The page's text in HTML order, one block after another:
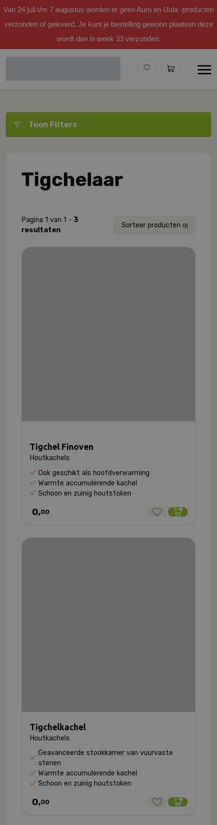
Van 24 juli t/m 7 augustus worden er geen Auro en Uula -producten
verzonden of geleverd. Je kunt je bestelling gewoon plaatsen deze
wordt dan in week 33 verzonden.
Toon Filters
Tigchelaar
Pagina 1 van 1 - 3
resultaten
Tigchel Finoven
Houtkachels
Ook geschikt als hoofdverwarming
Warmte accumulerende kachel
Schoon en zuinig houtstoken
0,00
Tigchelkachel
Houtkachels
Geavanceerde stookkamer van vuurvaste
stenen
Warmte accumulerende kachel
Schoon en zuinig houtstoken
0,00